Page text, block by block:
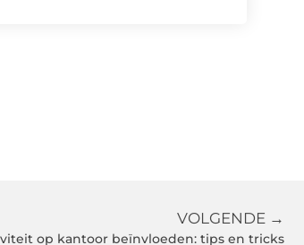
VOLGENDE →
op kantoor beïnvloeden: tips en tricks